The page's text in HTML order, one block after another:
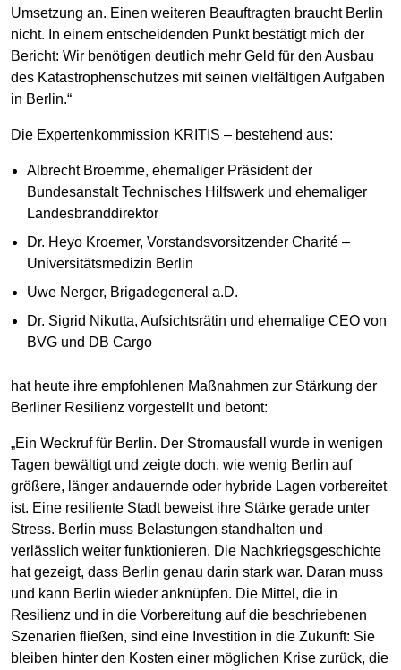
Umsetzung an. Einen weiteren Beauftragten braucht Berlin
nicht. In einem entscheidenden Punkt bestätigt mich der
Bericht: Wir benötigen deutlich mehr Geld für den Ausbau
des Katastrophenschutzes mit seinen vielfältigen Aufgaben
in Berlin.“
Die Expertenkommission KRITIS – bestehend aus:
Albrecht Broemme, ehemaliger Präsident der
Bundesanstalt Technisches Hilfswerk und ehemaliger
Landesbranddirektor
Dr. Heyo Kroemer, Vorstandsvorsitzender Charité –
Universitätsmedizin Berlin
Uwe Nerger, Brigadegeneral a.D.
Dr. Sigrid Nikutta, Aufsichtsrätin und ehemalige CEO von
BVG und DB Cargo
hat heute ihre empfohlenen Maßnahmen zur Stärkung der
Berliner Resilienz vorgestellt und betont:
„Ein Weckruf für Berlin. Der Stromausfall wurde in wenigen
Tagen bewältigt und zeigte doch, wie wenig Berlin auf
größere, länger andauernde oder hybride Lagen vorbereitet
ist. Eine resiliente Stadt beweist ihre Stärke gerade unter
Stress. Berlin muss Belastungen standhalten und
verlässlich weiter funktionieren. Die Nachkriegsgeschichte
hat gezeigt, dass Berlin genau darin stark war. Daran muss
und kann Berlin wieder anknüpfen. Die Mittel, die in
Resilienz und in die Vorbereitung auf die beschriebenen
Szenarien fließen, sind eine Investition in die Zukunft: Sie
bleiben hinter den Kosten einer möglichen Krise zurück, die